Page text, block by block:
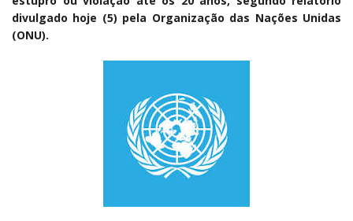
divulgado hoje (5) pela Organização das Nações Unidas
(ONU).